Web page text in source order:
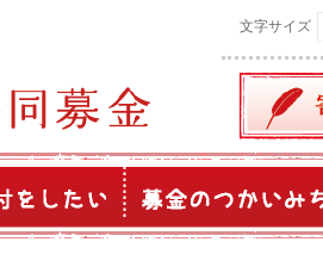
文字サイズ